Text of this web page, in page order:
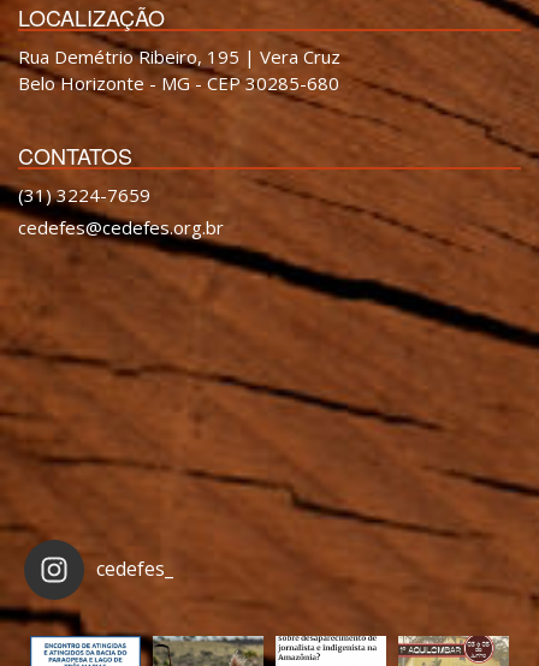
LOCALIZAÇÃO
Rua Demétrio Ribeiro, 195 | Vera Cruz
Belo Horizonte - MG - CEP 30285-680
CONTATOS
(31) 3224-7659
cedefes@cedefes.org.br
cedefes_